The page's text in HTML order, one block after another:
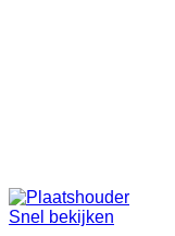
Snel bekijken